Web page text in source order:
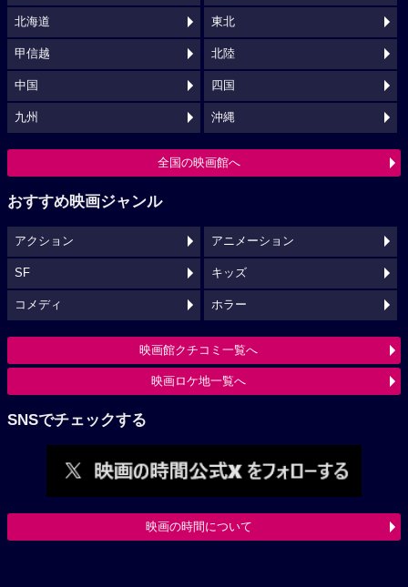
北海道 東北
甲信越 北陸
中国 四国
九州 沖縄
全国の映画館へ
おすすめ映画ジャンル
アクション アニメーション
SF キッズ
コメディ ホラー
映画館クチコミ一覧へ
映画ロケ地一覧へ
SNSでチェックする
映画の時間について